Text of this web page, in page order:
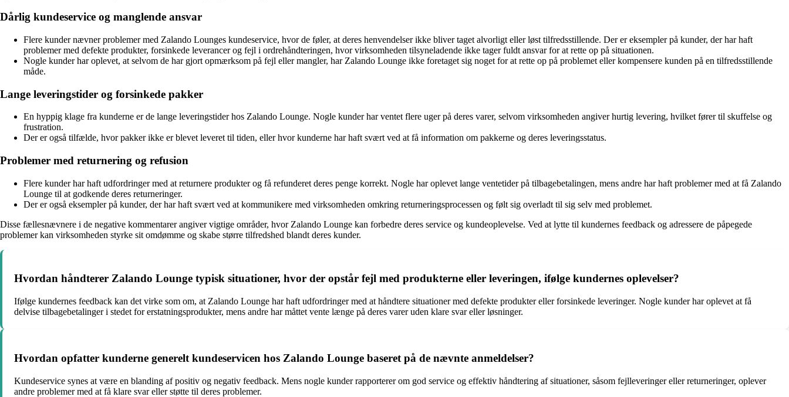
Dårlig kundeservice og manglende ansvar
Flere kunder nævner problemer med Zalando Lounges kundeservice, hvor de føler, at deres henvendelser ikke bliver taget alvorligt eller løst tilfredsstillende. Der er eksempler på kunder, der har haft
problemer med defekte produkter, forsinkede leverancer og fejl i ordrehåndteringen, hvor virksomheden tilsyneladende ikke tager fuldt ansvar for at rette op på situationen.
Nogle kunder har oplevet, at selvom de har gjort opmærksom på fejl eller mangler, har Zalando Lounge ikke foretaget sig noget for at rette op på problemet eller kompensere kunden på en tilfredsstillende
måde.
Lange leveringstider og forsinkede pakker
En hyppig klage fra kunderne er de lange leveringstider hos Zalando Lounge. Nogle kunder har ventet flere uger på deres varer, selvom virksomheden angiver hurtig levering, hvilket fører til skuffelse og
frustration.
Der er også tilfælde, hvor pakker ikke er blevet leveret til tiden, eller hvor kunderne har haft svært ved at få information om pakkerne og deres leveringsstatus.
Problemer med returnering og refusion
Flere kunder har haft udfordringer med at returnere produkter og få refunderet deres penge korrekt. Nogle har oplevet lange ventetider på tilbagebetalingen, mens andre har haft problemer med at få Zalando
Lounge til at godkende deres returneringer.
Der er også eksempler på kunder, der har haft svært ved at kommunikere med virksomheden omkring returneringsprocessen og følt sig overladt til sig selv med problemet.
Disse fællesnævnere i de negative kommentarer angiver vigtige områder, hvor Zalando Lounge kan forbedre deres service og kundeoplevelse. Ved at lytte til kundernes feedback og adressere de påpegede
problemer kan virksomheden styrke sit omdømme og skabe større tilfredshed blandt deres kunder.
Hvordan håndterer Zalando Lounge typisk situationer, hvor der opstår fejl med produkterne eller leveringen, ifølge kundernes oplevelser?
Ifølge kundernes feedback kan det virke som om, at Zalando Lounge har haft udfordringer med at håndtere situationer med defekte produkter eller forsinkede leveringer. Nogle kunder har oplevet at få
delvise tilbagebetalinger i stedet for erstatningsprodukter, mens andre har måttet vente længe på deres varer uden klare svar eller løsninger.
Hvordan opfatter kunderne generelt kundeservicen hos Zalando Lounge baseret på de nævnte anmeldelser?
Kundeservice synes at være en blanding af positiv og negativ feedback. Mens nogle kunder rapporterer om god service og effektiv håndtering af situationer, såsom fejlleveringer eller returneringer, oplever
andre problemer med at få klare svar eller støtte til deres problemer.